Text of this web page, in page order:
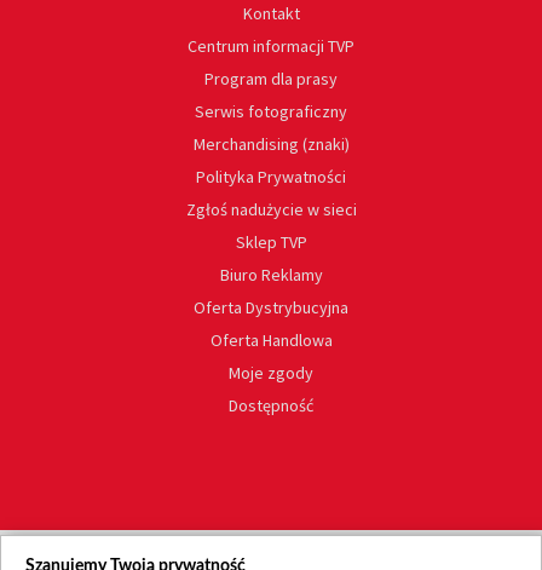
Kontakt
Centrum informacji TVP
Program dla prasy
Serwis fotograficzny
Merchandising (znaki)
Polityka Prywatności
Zgłoś nadużycie w sieci
Sklep TVP
Biuro Reklamy
Oferta Dystrybucyjna
Oferta Handlowa
Moje zgody
Dostępność
Szanujemy Twoją prywatność